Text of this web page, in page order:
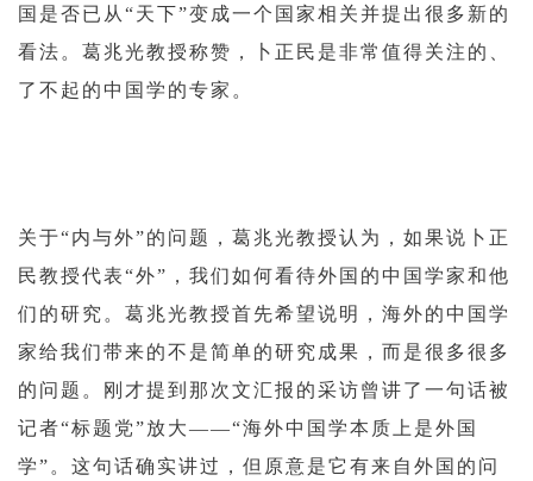
国是否已从“天下”变成一个国家相关并提出很多新的
看法。葛兆光教授称赞，卜正民是非常值得关注的、
了不起的中国学的专家。
关于“内与外”的问题，葛兆光教授认为，如果说卜正
民教授代表“外”，我们如何看待外国的中国学家和他
们的研究。葛兆光教授首先希望说明，海外的中国学
家给我们带来的不是简单的研究成果，而是很多很多
的问题。刚才提到那次文汇报的采访曾讲了一句话被
记者“标题党”放大——“海外中国学本质上是外国
学”。这句话确实讲过，但原意是它有来自外国的问